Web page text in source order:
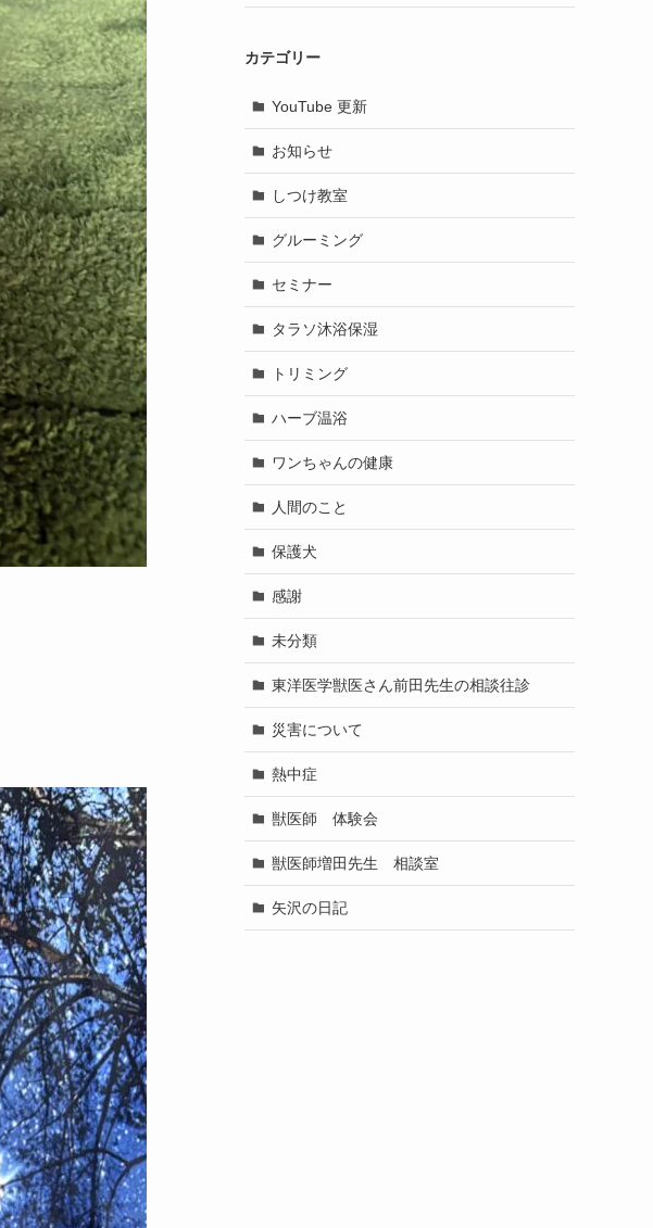
カテゴリー
YouTube 更新
お知らせ
しつけ教室
グルーミング
セミナー
タラソ沐浴保湿
トリミング
ハーブ温浴
ワンちゃんの健康
人間のこと
保護犬
感謝
未分類
東洋医学獣医さん前田先生の相談往診
災害について
熱中症
獣医師 体験会
獣医師増田先生 相談室
矢沢の日記